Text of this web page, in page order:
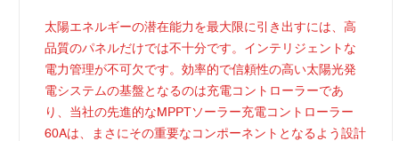
太陽エネルギーの潜在能力を最大限に引き出すには、高
品質のパネルだけでは不十分です。インテリジェントな
電力管理が不可欠です。効率的で信頼性の高い太陽光発
電システムの基盤となるのは充電コントローラーであ
り、当社の先進的なMPPTソーラー充電コントローラー
60Aは、まさにその重要なコンポーネントとなるよう設計